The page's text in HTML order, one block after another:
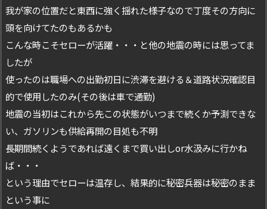
我が家の位置だと東西に強く揺れた様子なので丁度その方向に
頭を向けてたのもあるかも
こんな時こそセローが活躍・・・と他の地震の時には思ってま
したが
使ったのは職場への出勤初日に渋滞を避ける＆道路状況確認目
的で使用したのみ(その後は車で通勤)
地震の当初はこれから先この状態がいつまで続くか予測できな
い、ガソリンも供給再開の目処も不明
長期間続くようであれば遠くまで買い出しor水汲みに行かね
ば・・・
という理由でセローは温存し、結果的に秘密兵器は秘密のまま
という事に